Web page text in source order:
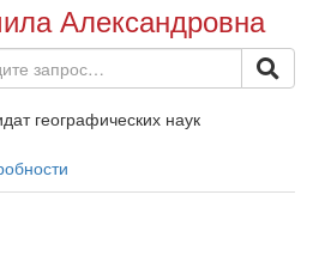
Александровна
географических наук